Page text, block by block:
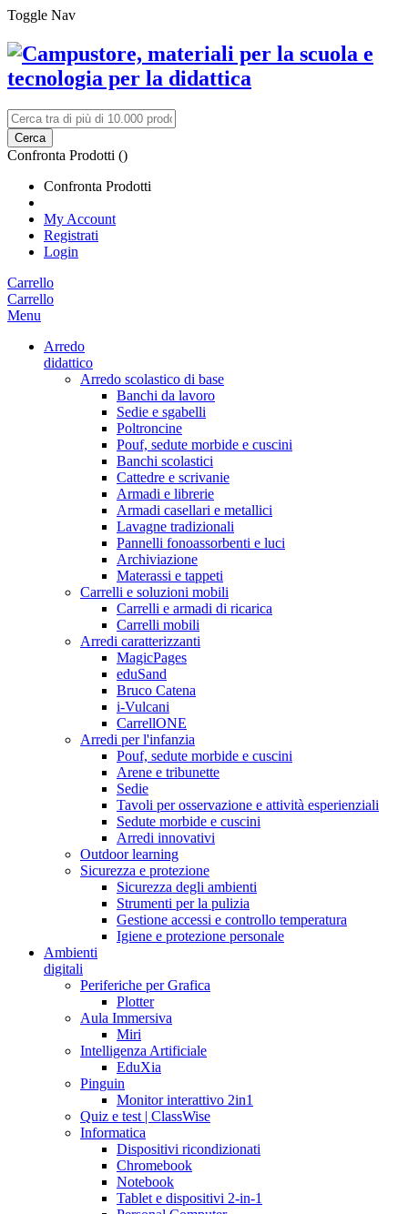
Toggle Nav
Cerca
Confronta Prodotti ()
Confronta Prodotti
My Account
Registrati
Login
Carrello
Carrello
Menu
Arredo
didattico
Arredo scolastico di base
Banchi da lavoro
Sedie e sgabelli
Poltroncine
Pouf, sedute morbide e cuscini
Banchi scolastici
Cattedre e scrivanie
Armadi e librerie
Armadi casellari e metallici
Lavagne tradizionali
Pannelli fonoassorbenti e luci
Archiviazione
Materassi e tappeti
Carrelli e soluzioni mobili
Carrelli e armadi di ricarica
Carrelli mobili
Arredi caratterizzanti
MagicPages
eduSand
Bruco Catena
i-Vulcani
CarrellONE
Arredi per l'infanzia
Pouf, sedute morbide e cuscini
Arene e tribunette
Sedie
Tavoli per osservazione e attività esperienziali
Sedute morbide e cuscini
Arredi innovativi
Outdoor learning
Sicurezza e protezione
Sicurezza degli ambienti
Strumenti per la pulizia
Gestione accessi e controllo temperatura
Igiene e protezione personale
Ambienti
digitali
Periferiche per Grafica
Plotter
Aula Immersiva
Miri
Intelligenza Artificiale
EduXia
Pinguin
Monitor interattivo 2in1
Quiz e test | ClassWise
Informatica
Dispositivi ricondizionati
Chromebook
Notebook
Tablet e dispositivi 2-in-1